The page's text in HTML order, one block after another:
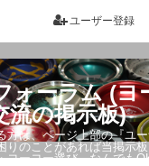
ユーザー登録
ォーラム (ヨ
流の掲示板)
方は、ページ上部の『ユ
りのことがあれば当掲示
ヨーヨー選び、なんでも